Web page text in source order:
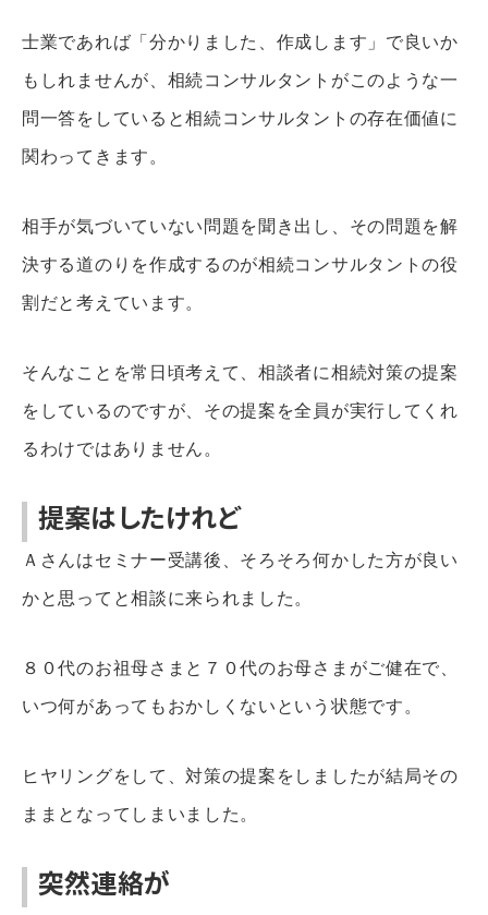
士業であれば「分かりました、作成します」で良いか
もしれませんが、相続コンサルタントがこのような一
問一答をしていると相続コンサルタントの存在価値に
関わってきます。
相手が気づいていない問題を聞き出し、その問題を解
決する道のりを作成するのが相続コンサルタントの役
割だと考えています。
そんなことを常日頃考えて、相談者に相続対策の提案
をしているのですが、その提案を全員が実行してくれ
るわけではありません。
提案はしたけれど
Ａさんはセミナー受講後、そろそろ何かした方が良い
かと思ってと相談に来られました。
８０代のお祖母さまと７０代のお母さまがご健在で、
いつ何があってもおかしくないという状態です。
ヒヤリングをして、対策の提案をしましたが結局その
ままとなってしまいました。
突然連絡が